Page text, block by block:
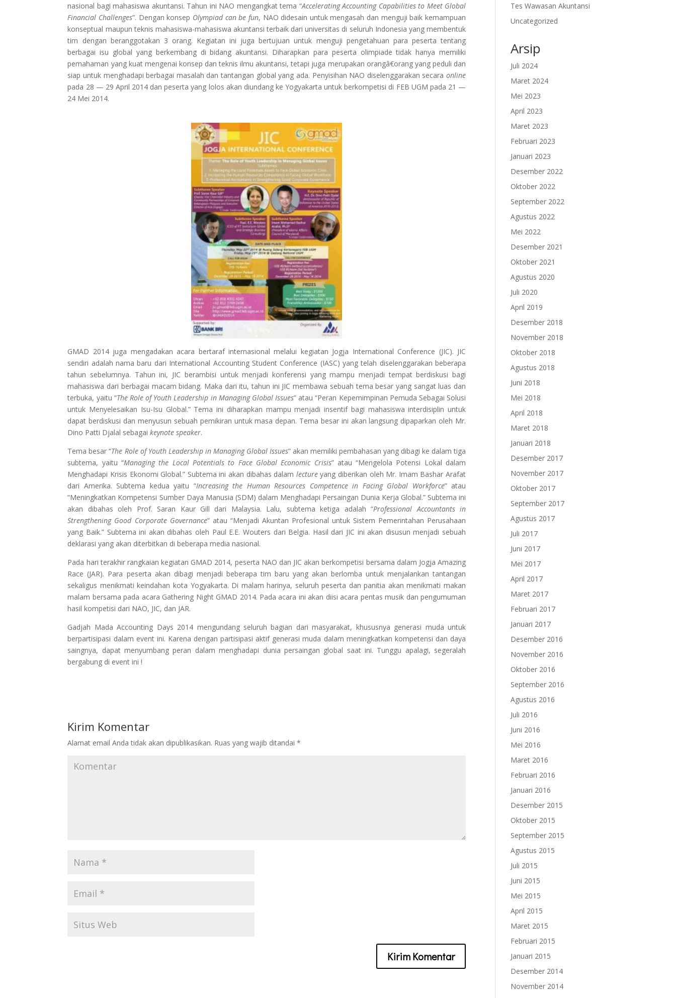
nasional bagi mahasiswa akuntansi. Tahun ini NAO mengangkat tema “Accelerating Accounting Capabilities to Meet Global
Financial Challenges”. Dengan konsep Olympiad can be fun, NAO didesain untuk mengasah dan menguji baik kemampuan
konseptual maupun teknis mahasiswa-mahasiswa akuntansi terbaik dari universitas di seluruh Indonesia yang membentuk
tim dengan beranggotakan 3 orang. Kegiatan ini juga bertujuan untuk menguji pengetahuan para peserta tentang
berbagai isu global yang berkembang di bidang akuntansi. Diharapkan para peserta olimpiade tidak hanya memiliki
pemahaman yang kuat mengenai konsep dan teknis ilmu akuntansi, tetapi juga merupakan orangâ€orang yang peduli dan
siap untuk menghadapi berbagai masalah dan tantangan global yang ada. Penyisihan NAO diselenggarakan secaraonline
pada 28 — 29 April 2014 dan peserta yang lolos akan diundang ke Yogyakarta untuk berkompetisi di FEB UGM pada 21 —
24 Mei 2014.
GMAD 2014 juga mengadakan acara bertaraf internasional melalui kegiatan Jogja International Conference (JIC). JIC
sendiri adalah nama baru dari International Accounting Student Conference (IASC) yang telah diselenggarakan beberapa
tahun sebelumnya. Tahun ini, JIC berambisi untuk menjadi konferensi yang mampu menjadi tempat berdiskusi bagi
mahasiswa dari berbagai macam bidang. Maka dari itu, tahun ini JIC membawa sebuah tema besar yang sangat luas dan
terbuka, yaitu “The Role of Youth Leadership in Managing Global Issues” atau “Peran Kepemimpinan Pemuda Sebagai Solusi
untuk Menyelesaikan Isu-Isu Global.” Tema ini diharapkan mampu menjadi insentif bagi mahasiswa interdisiplin untuk
dapat berdiskusi dan menyusun sebuah pemikiran untuk masa depan. Tema besar ini akan langsung dipaparkan oleh Mr.
Dino Patti Djalal sebagaikeynote speaker.
Tema besar “The Role of Youth Leadership in Managing Global Issues” akan memiliki pembahasan yang dibagi ke dalam tiga
subtema, yaitu “Managing the Local Potentials to Face Global Economic Crisis” atau “Mengelola Potensi Lokal dalam
Menghadapi Krisis Ekonomi Global.” Subtema ini akan dibahas dalam lectureyang diberikan oleh Mr. Imam Bashar Arafat
dari Amerika. Subtema kedua yaitu “Increasing the Human Resources Competence in Facing Global Workforce” atau
“Meningkatkan Kompetensi Sumber Daya Manusia (SDM) dalam Menghadapi Persaingan Dunia Kerja Global.” Subtema ini
akan dibahas oleh Prof. Saran Kaur Gill dari Malaysia. Lalu, subtema ketiga adalah “Professional Accountants in
Strengthening Good Corporate Governance” atau “Menjadi Akuntan Profesional untuk Sistem Pemerintahan Perusahaan
yang Baik.” Subtema ini akan dibahas oleh Paul E.E. Wouters dari Belgia. Hasil dari JIC ini akan disusun menjadi sebuah
deklarasi yang akan diterbitkan di beberapa media nasional.
Pada hari terakhir rangkaian kegiatan GMAD 2014, peserta NAO dan JIC akan berkompetisi bersama dalam Jogja Amazing
Race (JAR). Para peserta akan dibagi menjadi beberapa tim baru yang akan berlomba untuk menjalankan tantangan
sekaligus menikmati keindahan kota Yogyakarta. Di malam harinya, seluruh peserta dan panitia akan menikmati makan
malam bersama pada acara Gathering Night GMAD 2014. Pada acara ini akan diisi acara pentas musik dan pengumuman
hasil kompetisi dari NAO, JIC, dan JAR.
Gadjah Mada Accounting Days 2014 mengundang seluruh bagian dari masyarakat, khususnya generasi muda untuk
berpartisipasi dalam event ini. Karena dengan partisipasi aktif generasi muda dalam meningkatkan kompetensi dan daya
saingnya, dapat menyumbang peran dalam menghadapi dunia persaingan global saat ini. Tunggu apalagi, segeralah
bergabung di event ini !
Kirim Komentar
Alamat email Anda tidak akan dipublikasikan. Ruas yang wajib ditandai*
Tes Wawasan Akuntansi
Uncategorized
Arsip
Juli 2024
Maret 2024
Mei 2023
April 2023
Maret 2023
Februari 2023
Januari 2023
Desember 2022
Oktober 2022
September 2022
Agustus 2022
Mei 2022
Desember 2021
Oktober 2021
Agustus 2020
Juli 2020
April 2019
Desember 2018
November 2018
Oktober 2018
Agustus 2018
Juni 2018
Mei 2018
April 2018
Maret 2018
Januari 2018
Desember 2017
November 2017
Oktober 2017
September 2017
Agustus 2017
Juli 2017
Juni 2017
Mei 2017
April 2017
Maret 2017
Februari 2017
Januari 2017
Desember 2016
November 2016
Oktober 2016
September 2016
Agustus 2016
Juli 2016
Juni 2016
Mei 2016
Maret 2016
Februari 2016
Januari 2016
Desember 2015
Oktober 2015
September 2015
Agustus 2015
Juli 2015
Juni 2015
Mei 2015
April 2015
Maret 2015
Februari 2015
Januari 2015
Desember 2014
November 2014